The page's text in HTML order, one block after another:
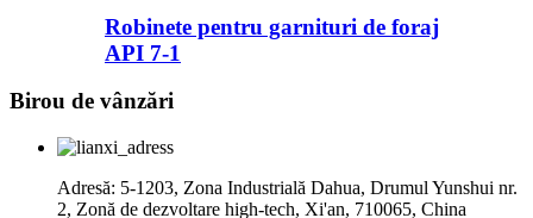
Robinete pentru garnituri de foraj
API 7-1
Birou de vânzări
Adresă: 5-1203, Zona Industrială Dahua, Drumul Yunshui nr.
2, Zonă de dezvoltare high-tech, Xi'an, 710065, China